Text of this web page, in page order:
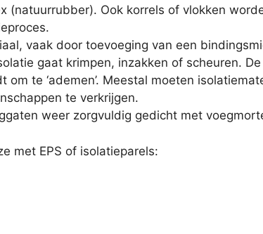
(natuurrubber). Ook korrels of vlokken
vaak door toevoeging van een
gaat krimpen, inzakken of scheuren.
te ‘ademen’. Meestal moeten
te verkrijgen.
weer zorgvuldig gedicht met
met EPS of isolatieparels: